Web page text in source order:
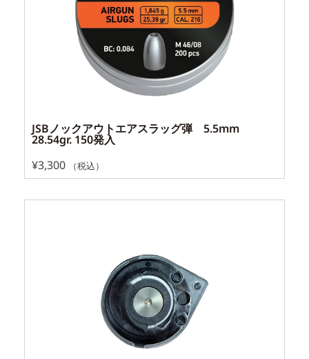
JSBノックアウトエアスラッグ弾 5.5mm
28.54gr. 150発入
¥3,300 （税込）